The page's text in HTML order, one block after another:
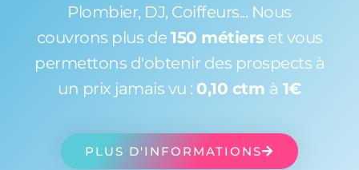
Plombier, DJ, Coiffeurs... Nous
couvrons plus de 150 métiers et vous
permettons d'obtenir des prospects à
un prix jamais vu : 0,10 ctm à 1€
PLUS D'INFORMATIONS